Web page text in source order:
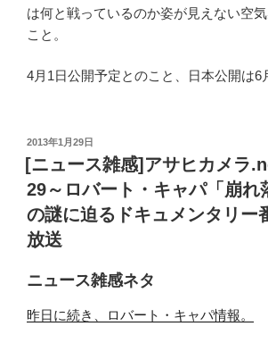
は何と戦っているのか姿が見えない空
こと。
4月1日公開予定とのこと、日本公開は6
投
稿
日:
2013年1月29日
[ニュース雑感]アサヒカメラ
29～ロバート・キャパ「崩れ
の謎に迫るドキュメンタリー
放送
ニュース雑感ネタ
昨日に続き、ロバート・キャパ情報。